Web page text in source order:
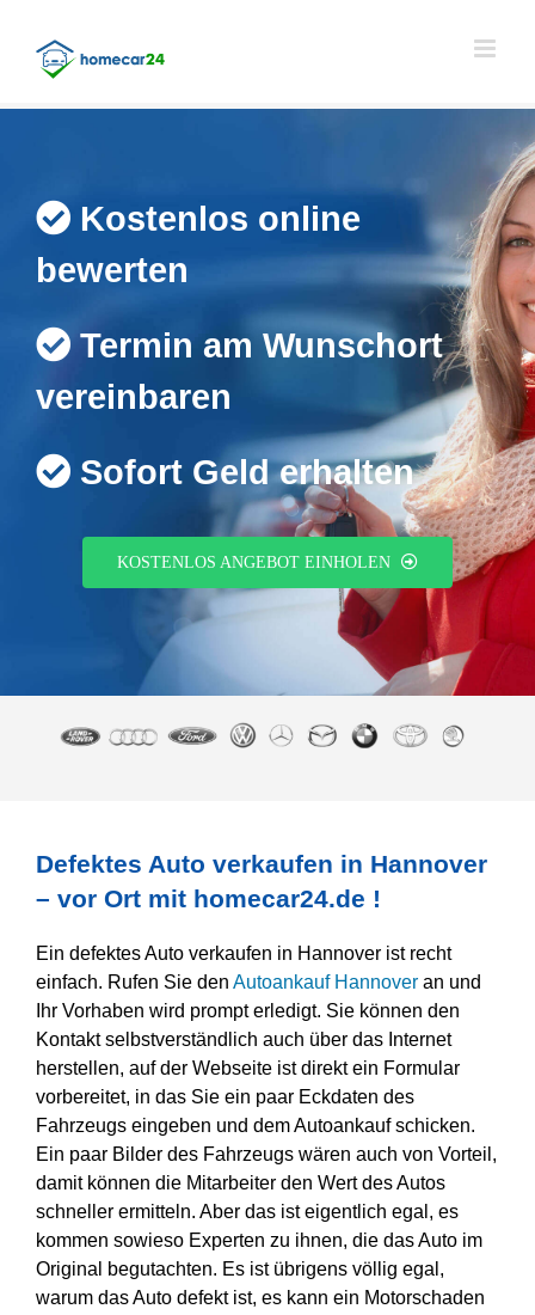
content
Kostenlos online
bewerten
Termin am Wunschort
vereinbaren
Sofort Geld erhalten
KOSTENLOS ANGEBOT EINHOLEN
Defektes Auto verkaufen in Hannover
– vor Ort mit homecar24.de !
Ein defektes Auto verkaufen in Hannover ist recht
einfach. Rufen Sie den Autoankauf Hannoveran und
Ihr Vorhaben wird prompt erledigt. Sie können den
Kontakt selbstverständlich auch über das Internet
herstellen, auf der Webseite ist direkt ein Formular
vorbereitet, in das Sie ein paar Eckdaten des
Fahrzeugs eingeben und dem Autoankauf schicken.
Ein paar Bilder des Fahrzeugs wären auch von Vorteil,
damit können die Mitarbeiter den Wert des Autos
schneller ermitteln. Aber das ist eigentlich egal, es
kommen sowieso Experten zu ihnen, die das Auto im
Original begutachten. Es ist übrigens völlig egal,
warum das Auto defekt ist, es kann ein Motorschaden